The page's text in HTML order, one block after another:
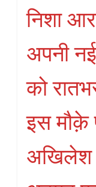
निशा
अपनी
को
इस मौक़े
अखिलेश